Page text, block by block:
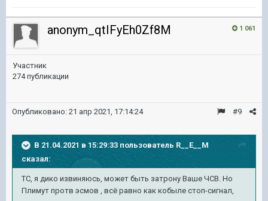
1 061
anonym_qtIFyEh0Zf8M
Участник
274 публикации
#9
Опубликовано: 21 апр 2021, 17:14:24
В 21.04.2021 в 15:29:33 пользователь R__E__M
сказал:
ТС, я дико извиняюсь, может быть затрону Ваше ЧСВ. Но
Плимут протв эсмов , всё равно как кобыле стоп-сигнал,